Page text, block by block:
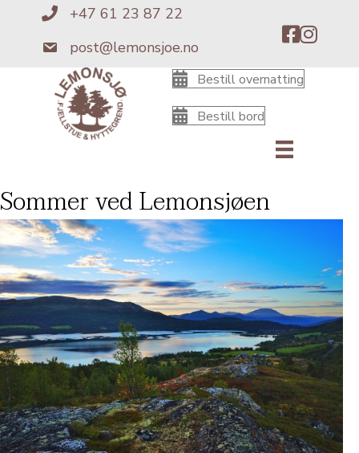
+4761238722
+47 61 23 87 22
post@lemonsjoe.no
post@lemonsjoe.no
Bestill overnatting
Bestill bord
Sommer ved Lemonsjøen